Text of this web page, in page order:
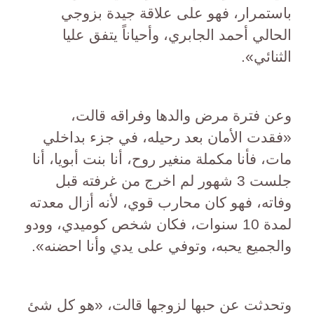
باستمرار، فهو على علاقة جيدة بزوجي
الحالي أحمد الجابري، وأحياناً يتفق عليا
الثنائي».
وعن فترة مرض والدها وفراقه قالت،
«فقدت الأمان بعد رحيله، في جزء بداخلي
مات، فأنا مكملة منغير روح، أنا بنت أبويا، أنا
جلست 3 شهور لم اخرج من غرفته قبل
وفاته، فهو كان محارب قوي، لأنه أزال معدته
لمدة 10 سنوات، فكان شخص كوميدي، وودو
والجميع يحبه، وتوفي على يدي وأنا احضنه».
وتحدثت عن حبها لزوجها قالت، «هو كل شئ